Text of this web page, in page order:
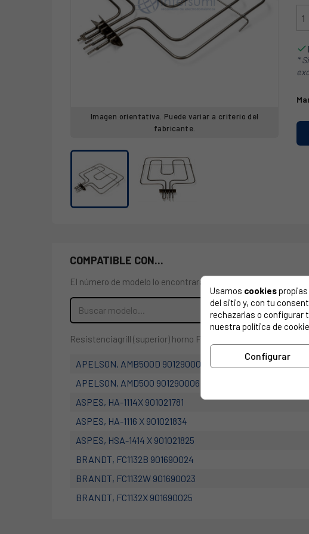
Imagen orientativa. Puede variar a criterio del
fabricante.

*
COMPATIBLE CON...
El número de modelo lo encontrarás en la etiqueta de tu
Resistenciagrill (superior) horno Fagor, Edesa 1200W, 350x350
APELSON, AMB500D 901290002
APELSON, AMD500 901290006
ASPES, HA-1114X 901021781
ASPES, HA-1116 X 901021834
ASPES, HSA-1414 X 901021825
BRANDT, FC1132B 901690024
BRANDT, FC1132W 901690023
BRANDT, FC1132X 901690025
Usamos cookies
del sitio y, con tu
rechazarlas o configurar
nuestra política de
Configurar